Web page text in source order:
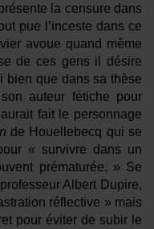
la censure dans
pue l’inceste dans ce
avoue quand même
de ces gens il désire
bien que dans sa thèse
auteur fétiche pour
fait le personnage
de Houellebecq qui se
« survivre dans un
prématurée. » Se
Albert Dupire,
réflective » mais
pour éviter de subir le